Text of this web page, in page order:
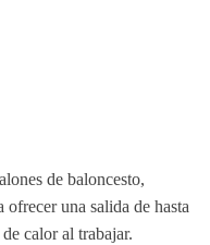
de baloncesto,
una salida de hasta
calor al trabajar.